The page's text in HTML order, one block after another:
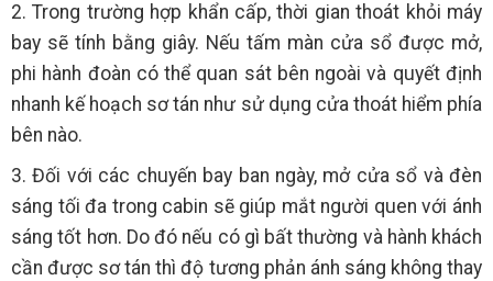
2. Trong trường hợp khẩn cấp, thời gian thoát khỏi máy
bay sẽ tính bằng giây. Nếu tấm màn cửa sổ được mở,
phi hành đoàn có thể quan sát bên ngoài và quyết định
nhanh kế hoạch sơ tán như sử dụng cửa thoát hiểm phía
bên nào.
3. Đối với các chuyến bay ban ngày, mở cửa sổ và đèn
sáng tối đa trong cabin sẽ giúp mắt người quen với ánh
sáng tốt hơn. Do đó nếu có gì bất thường và hành khách
cần được sơ tán thì độ tương phản ánh sáng không thay